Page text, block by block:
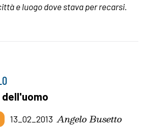
e luogo dove stava per recarsi.
13_02_2013 Angelo Busetto